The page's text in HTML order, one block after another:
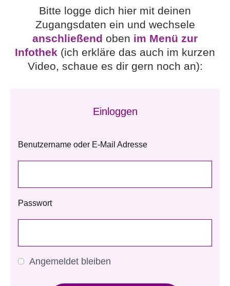
Bitte logge dich hier mit deinen
Zugangsdaten ein und wechsele
anschließend oben im Menü zur
Infothek (ich erkläre das auch im kurzen
Video, schaue es dir gern noch an):
Einloggen
Benutzername oder E-Mail Adresse
Passwort
Angemeldet bleiben